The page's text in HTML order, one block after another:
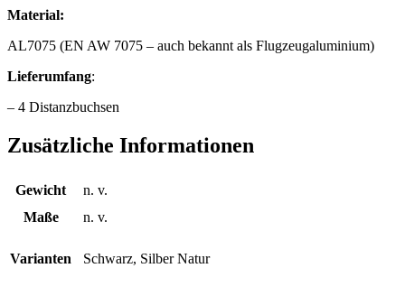
Material:
AL7075 (EN AW 7075 – auch bekannt als Flugzeugaluminium)
Lieferumfang:
– 4 Distanzbuchsen
Zusätzliche Informationen
Gewicht
n. v.
Maße
n. v.
Varianten Schwarz, Silber Natur